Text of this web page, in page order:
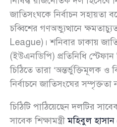
জাতিসংঘকে নির্বাচন সহায়তা
চব্বিশের গণঅভ্যুত্থানে
League)। শনিবার ঢাকায়
(ইউএনডিপি) প্রতিনিধি
চিঠিতে তারা ‘অন্তর্ভুক্তিমূলক
নির্বাচনে জাতিসংঘের
চিঠিটি পাঠিয়েছেন দলটির
সাবেক শিক্ষামন্ত্রীমহিবুল